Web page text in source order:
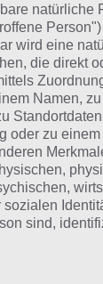
komplizierter
aber nur
ist. Außerdem
Dash ist für
im
Google Play
3 oder
auch bei den
knapp wird.
natürliche
wird eine
die direkt
Namen,
oder zu einem
sozialen
sind,